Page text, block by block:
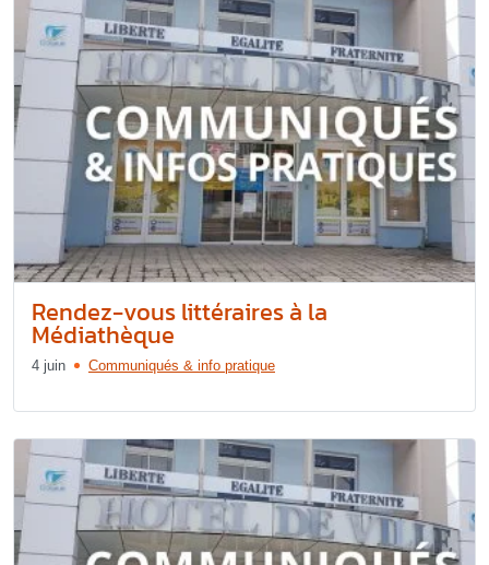
Rendez-vous littéraires à la
Médiathèque
4 juin Communiqués & info pratique